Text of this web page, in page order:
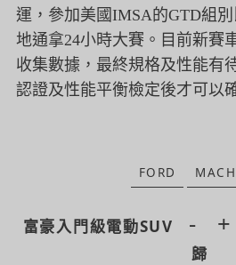
運， 參加美國IMSA的GTD組別
地通拿24小時大賽。 目前新賽
收集數據， 最終規格及性能有
認證及性能平衡檢定後才可以
FORD
富豪入門級電動SUV - +
歸